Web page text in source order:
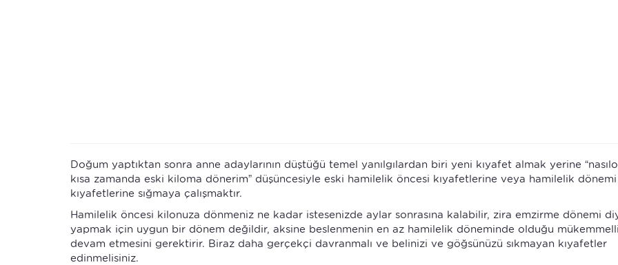
Doğum yaptıktan sonra anne adaylarının düştüğü temel yanılgılardan biri yeni kıyafet almak yerine
kısa zamanda eski kiloma dönerim” düşüncesiyle eski hamilelik öncesi kıyafetlerine veya hamilelik dönemi
kıyafetlerine sığmaya çalışmaktır.
Hamilelik öncesi kilonuza dönmeniz ne kadar istesenizde aylar sonrasına kalabilir, zira emzirme dönemi
yapmak için uygun bir dönem değildir, aksine beslenmenin en az hamilelik döneminde olduğu
devam etmesini gerektirir. Biraz daha gerçekçi davranmalı ve belinizi ve göğsünüzü sıkmayan kıyafetler
edinmelisiniz.